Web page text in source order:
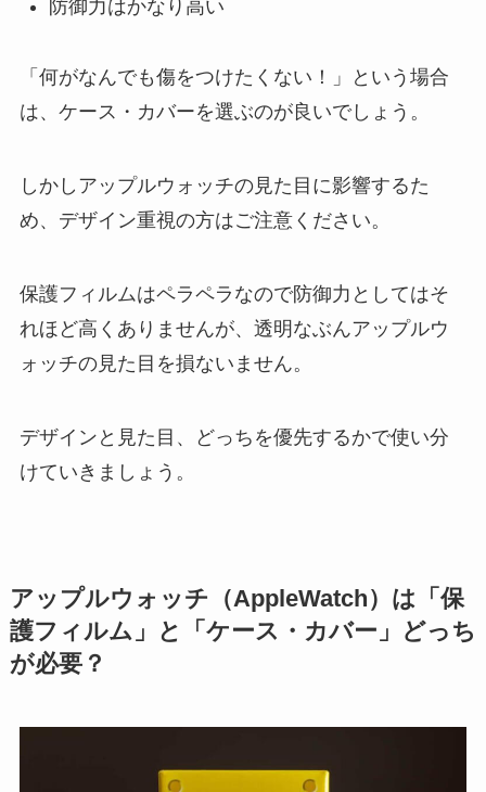
防御力はかなり高い
「何がなんでも傷をつけたくない！」という場合
は、ケース・カバーを選ぶのが良いでしょう。
しかしアップルウォッチの見た目に影響するた
め、デザイン重視の方はご注意ください。
保護フィルムはペラペラなので防御力としてはそ
れほど高くありませんが、透明なぶんアップルウ
ォッチの見た目を損ないません。
デザインと見た目、どっちを優先するかで使い分
けていきましょう。
アップルウォッチ（AppleWatch）は「保
護フィルム」と「ケース・カバー」どっち
が必要？